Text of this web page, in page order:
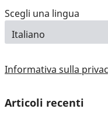
Scegli una lingua
Informativa sulla
Articoli recenti